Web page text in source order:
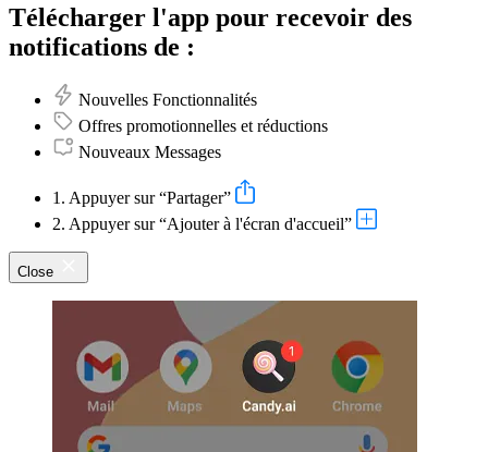
Télécharger l'app pour recevoir des
notifications de :
Nouvelles Fonctionnalités
Offres promotionnelles et réductions
Nouveaux Messages
1. Appuyer sur “Partager”
2. Appuyer sur “Ajouter à l'écran d'accueil”
Close